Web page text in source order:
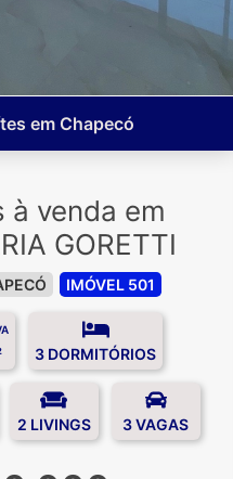
em Chapecó
venda em
GORETTI
IMÓVEL 501
3 DORMITÓRIOS
2 LIVINGS 3 VAGAS